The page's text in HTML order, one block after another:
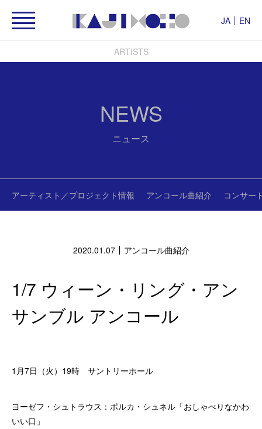
JA EN
ARTISTS
NEWS
ニュース
アーティスト／プロジェクト情報 アンコール曲紹介 コンサー
2020.01.07 アンコール曲紹介
1/7 ウィーン・リング・アン
サンブル アンコール
1月7日（火）19時 サントリーホール
ヨーゼフ・シュトラウス：ポルカ・シュネル「おしゃべりなかわ
いい口」